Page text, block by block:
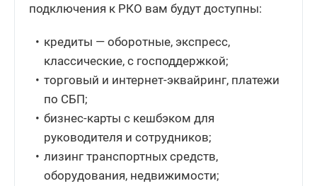
подключения к РКО вам будут доступны:
кредиты — оборотные, экспресс,
классические, с господдержкой;
торговый и интернет-эквайринг, платежи
по СБП;
бизнес-карты с кешбэком для
руководителя и сотрудников;
лизинг транспортных средств,
оборудования, недвижимости;